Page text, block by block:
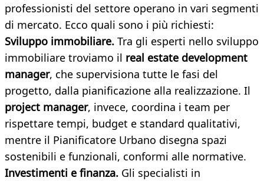
professionisti del settore operano in vari segmenti
di mercato. Ecco quali sono i più richiesti:
Sviluppo immobiliare. Tra gli esperti nello sviluppo
immobiliare troviamo il real estate development
manager, che supervisiona tutte le fasi del
progetto, dalla pianificazione alla realizzazione. Il
project manager, invece, coordina i team per
rispettare tempi, budget e standard qualitativi,
mentre il Pianificatore Urbano disegna spazi
sostenibili e funzionali, conformi alle normative.
Investimenti e finanza. Gli specialisti in